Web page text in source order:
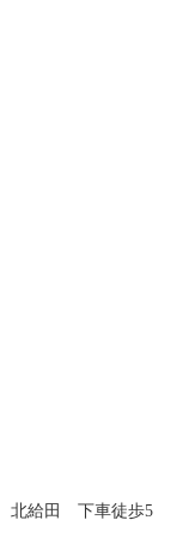
北給田 下車徒歩5